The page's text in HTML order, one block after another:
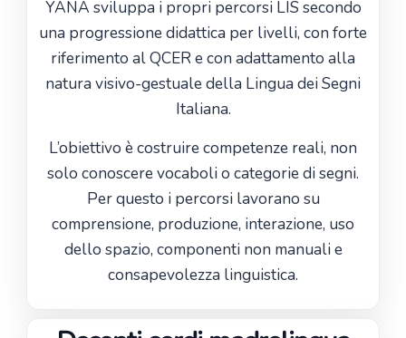
YANA sviluppa i propri percorsi LIS secondo
una progressione didattica per livelli, con forte
riferimento al QCER e con adattamento alla
natura visivo-gestuale della Lingua dei Segni
Italiana.
L’obiettivo è costruire competenze reali, non
solo conoscere vocaboli o categorie di segni.
Per questo i percorsi lavorano su
comprensione, produzione, interazione, uso
dello spazio, componenti non manuali e
consapevolezza linguistica.